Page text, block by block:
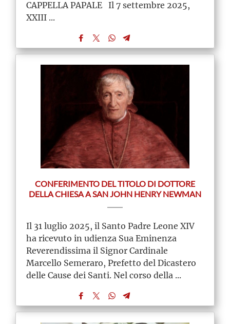
CAPPELLA PAPALE Il 7 settembre 2025,
XXIII ...
CONFERIMENTO DEL TITOLO DI DOTTORE
DELLA CHIESA A SAN JOHN HENRY NEWMAN
Il 31 luglio 2025, il Santo Padre Leone XIV
ha ricevuto in udienza Sua Eminenza
Reverendissima il Signor Cardinale
Marcello Semeraro, Prefetto del Dicastero
delle Cause dei Santi. Nel corso della ...